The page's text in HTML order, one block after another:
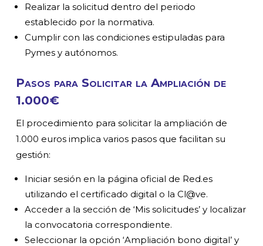
Realizar la solicitud dentro del periodo
establecido por la normativa.
Cumplir con las condiciones estipuladas para
Pymes y autónomos.
Pasos para Solicitar la Ampliación de
1.000€
El procedimiento para solicitar la ampliación de
1.000 euros implica varios pasos que facilitan su
gestión:
Iniciar sesión en la página oficial de Red.es
utilizando el certificado digital o la Cl@ve.
Acceder a la sección de ‘Mis solicitudes’ y localizar
la convocatoria correspondiente.
Seleccionar la opción ‘Ampliación bono digital’ y